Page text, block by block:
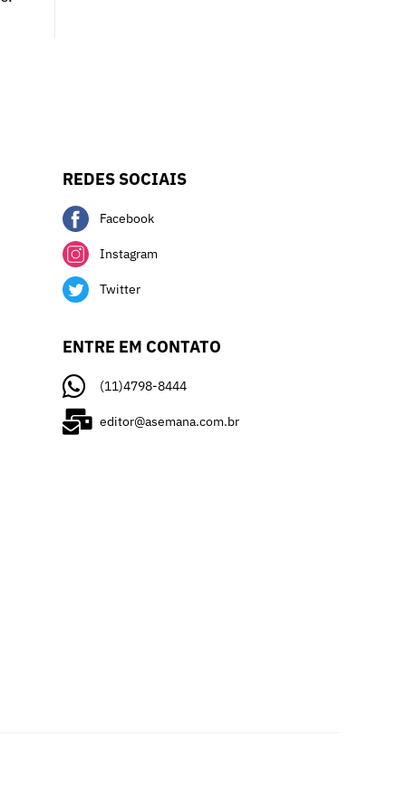
REDES SOCIAIS
Facebook
Instagram
Twitter
ENTRE EM CONTATO
(11)4798-8444
editor@asemana.com.br